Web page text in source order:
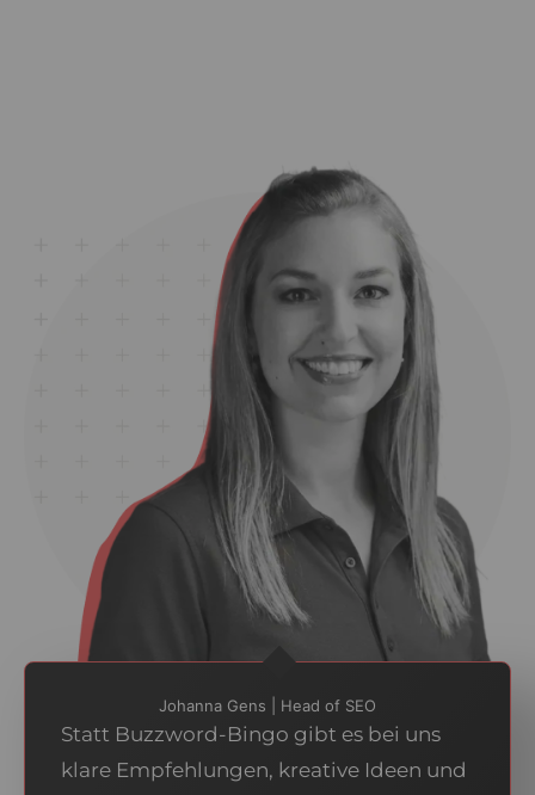
Johanna Gens | Head of SEO
Statt Buzzword-Bingo gibt es bei uns
klare Empfehlungen, kreative Ideen und